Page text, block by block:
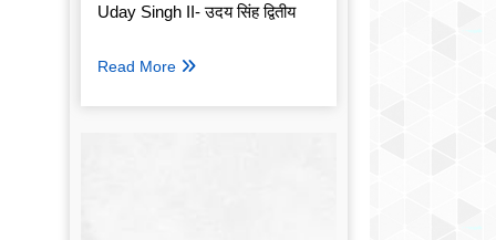
Uday Singh II- उदय सिंह द्वितीय
Read More